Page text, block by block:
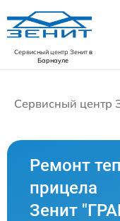
Сервисный центр Зенитв
Барнауле
Сервисный центр
Ремонт
прицела
Зенит